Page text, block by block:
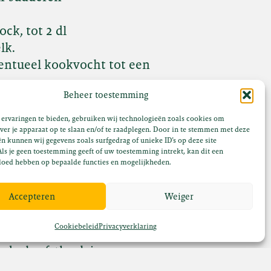
Beheer toestemming
ervaringen te bieden, gebruiken wij technologieën zoals cookies om
je apparaat op te slaan en/of te raadplegen. Door in te stemmen met deze
kunnen wij gegevens zoals surfgedrag of unieke ID's op deze site
je geen toestemming geeft of uw toestemming intrekt, kan dit een
hebben op bepaalde functies en mogelijkheden.
Accepteren Weiger
CookiebeleidPrivacyverklaring
tot 2 dl
kookvocht tot een
oven plateau en
(± 8 à 10 min)
met een paar eetlepels van
herfstbock jus en garneer